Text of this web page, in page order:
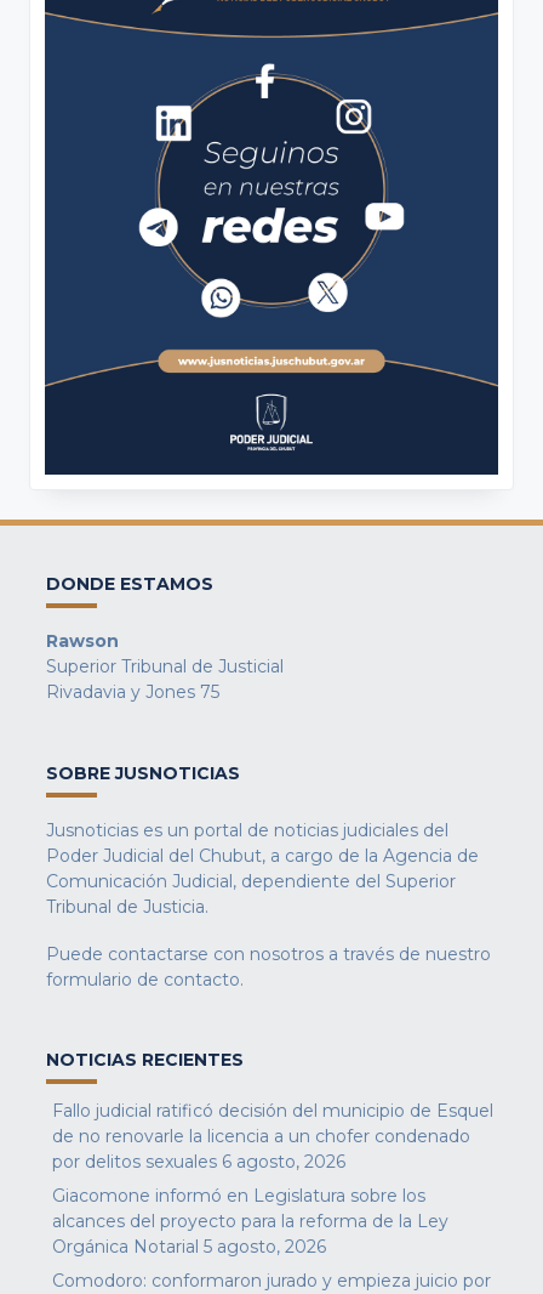
DONDE ESTAMOS
Rawson
Superior Tribunal de Justicial
Rivadavia y Jones 75
SOBRE JUSNOTICIAS
Jusnoticias es un portal de noticias judiciales del
Poder Judicial del Chubut, a cargo de la Agencia de
Comunicación Judicial, dependiente del Superior
Tribunal de Justicia.
Puede contactarse con nosotros a través de nuestro
formulario de contacto.
NOTICIAS RECIENTES
Fallo judicial ratificó decisión del municipio de Esquel
de no renovarle la licencia a un chofer condenado
por delitos sexuales 6 agosto, 2026
Giacomone informó en Legislatura sobre los
alcances del proyecto para la reforma de la Ley
Orgánica Notarial 5 agosto, 2026
Comodoro: conformaron jurado y empieza juicio por